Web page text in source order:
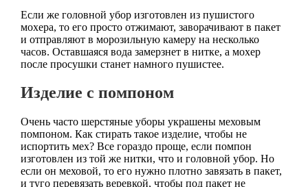
Если же головной убор изготовлен из пушистого
мохера, то его просто отжимают, заворачивают в пакет
и отправляют в морозильную камеру на несколько
часов. Оставшаяся вода замерзнет в нитке, а мохер
после просушки станет намного пушистее.
Изделие с помпоном
Очень часто шерстяные уборы украшены меховым
помпоном. Как стирать такое изделие, чтобы не
испортить мех? Все гораздо проще, если помпон
изготовлен из той же нитки, что и головной убор. Но
если он меховой, то его нужно плотно завязать в пакет,
и туго перевязать веревкой, чтобы под пакет не